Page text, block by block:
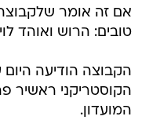
הקבוצה הודיעה
המועדון.